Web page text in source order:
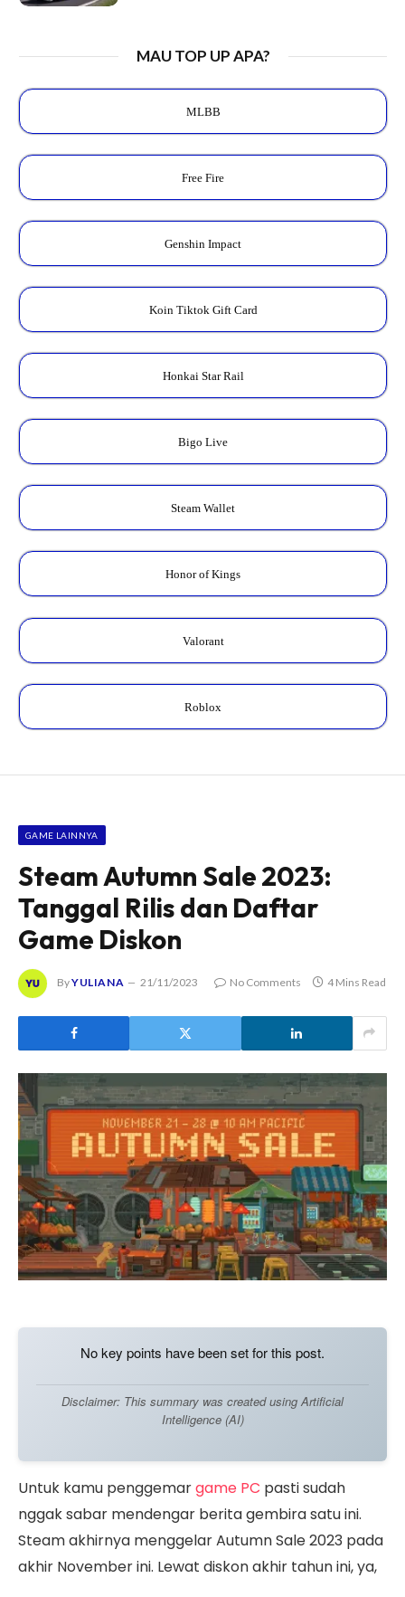
MAU TOP UP APA?
MLBB
Free Fire
Genshin Impact
Koin Tiktok Gift Card
Honkai Star Rail
Bigo Live
Steam Wallet
Honor of Kings
Valorant
Roblox
GAME LAINNYA
Steam Autumn Sale 2023:
Tanggal Rilis dan Daftar
Game Diskon
ByYULIANA 21/11/2023 No Comments 4 Mins Read
No key points have been set for this post.
Disclaimer: This summary was created using Artificial
Intelligence (AI)
Untuk kamu penggemargame PC pasti sudah
nggak sabar mendengar berita gembira satu ini.
Steam akhirnya menggelar Autumn Sale 2023 pada
akhir November ini. Lewat diskon akhir tahun ini, ya,